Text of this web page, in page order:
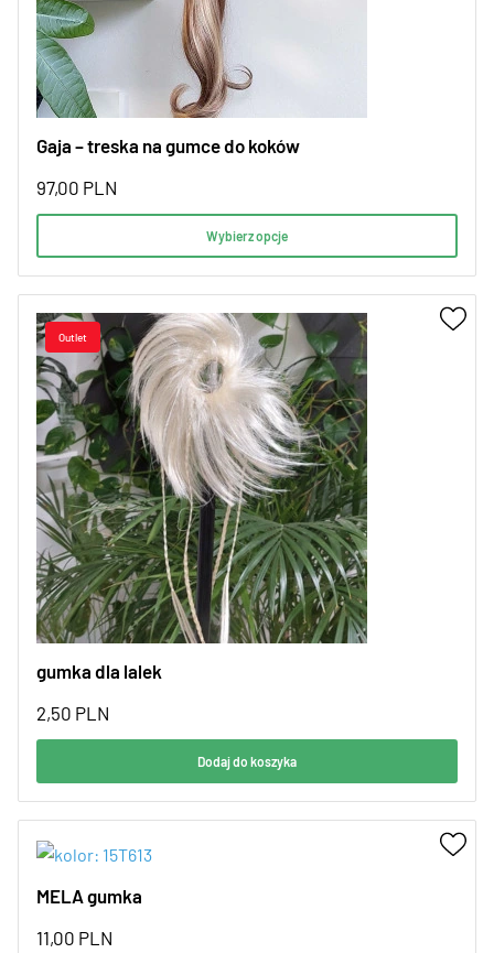
Gaja – treska na gumce do koków
97,00 PLN
Wybierz opcje
gumka dla lalek
2,50 PLN
Dodaj do koszyka
MELA gumka
11,00 PLN